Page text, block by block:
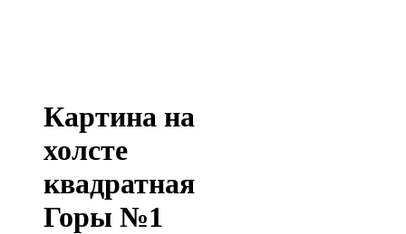
Картина на
холсте
квадратная
Горы №1